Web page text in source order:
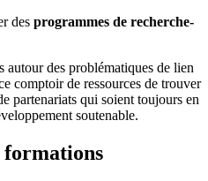
des programmes de recherche-
autour des problématiques de lien
comptoir de ressources de trouver
partenariats qui soient toujours en
soutenable.
formations